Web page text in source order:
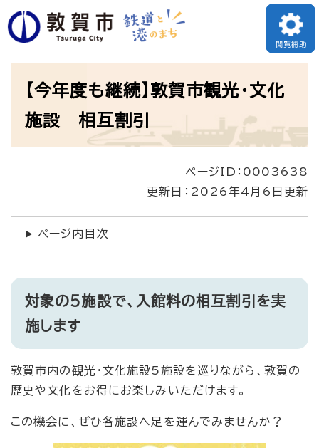
ペ
ー
で
閲覧補助
【今年度も継続】敦賀市観光・文化
施設 相互割引
ページID：0003638
更新日：2026年4月6日更新
ページ内目次
対象の5施設で、入館料の相互割引を実
施します
敦賀市内の観光・文化施設5施設を巡りながら、敦賀の
歴史や文化をお得にお楽しみいただけます。
この機会に、ぜひ各施設へ足を運んでみませんか？